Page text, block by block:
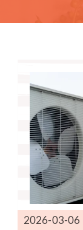
2026-03-06